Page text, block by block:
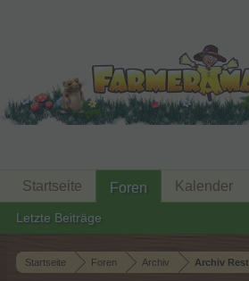
Startseite Foren Archiv Archiv Rest
Startseite Foren
Letzte Beiträge
Kalender